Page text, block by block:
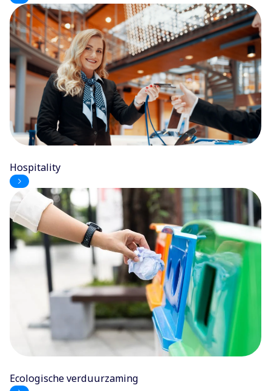
Hospitality
Ecologische verduurzaming